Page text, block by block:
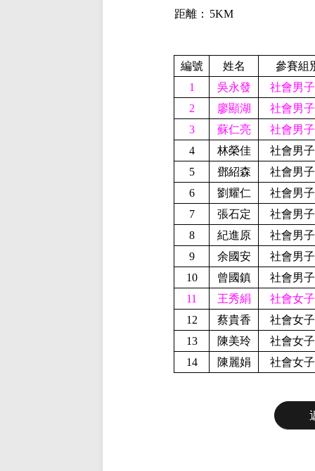
距離： 5KM
編號 姓名
參賽組
1
吳永發
社會男
2
廖顯湖
社會男
3
蘇仁亮
社會男
4
林榮佳
社會男
5
鄧紹森
社會男
6
劉耀仁
社會男
7
張石定
社會男
8
紀進原
社會男
9
余國安
社會男
10
曾國鎮
社會男
11
王秀絹
社會女
12
蔡貴香
社會女
13
陳美玲
社會女
14
陳麗娟 社會女